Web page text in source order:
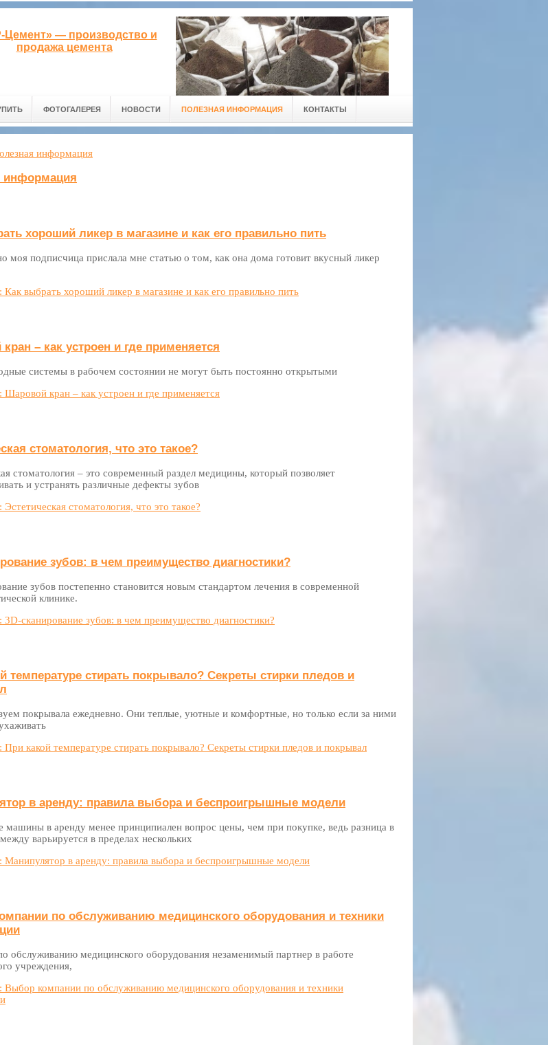
Цемент» — производство и
продажа цемента
ФОТОГАЛЕРЕЯ НОВОСТИ ПОЛЕЗНАЯ ИНФОРМАЦИЯ КОНТАКТЫ
информация
информация
хороший ликер в магазине и как его правильно пить
моя подписчица прислала мне статью о том, как она дома готовит вкусный ликер
выбрать хороший ликер в магазине и как его правильно пить
– как устроен и где применяется
системы в рабочем состоянии не могут быть постоянно открытыми
кран – как устроен и где применяется
стоматология, что это такое?
стоматология – это современный раздел медицины, который позволяет
и устранять различные дефекты зубов
стоматология, что это такое?
зубов: в чем преимущество диагностики?
зубов постепенно становится новым стандартом лечения в современной
клинике.
сканирование зубов: в чем преимущество диагностики?
температуре стирать покрывало? Секреты стирки пледов и
покрывала ежедневно. Они теплые, уютные и комфортные, но только если за ними
какой температуре стирать покрывало? Секреты стирки пледов и покрывал
в аренду: правила выбора и беспроигрышные модели
машины в аренду менее принципиален вопрос цены, чем при покупке, ведь разница в
варьируется в пределах нескольких
Манипулятор в аренду: правила выбора и беспроигрышные модели
по обслуживанию медицинского оборудования и техники
обслуживанию медицинского оборудования незаменимый партнер в работе
учреждения,
Выбор компании по обслуживанию медицинского оборудования и техники